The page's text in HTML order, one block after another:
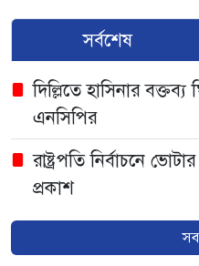
সর্বশেষ
দিল্লিতে হাসিনার
এনসিপির
রাষ্ট্রপতি নির্বাচনে
প্রকাশ
অস্ট্রেলিয়ার সাথে
জোরদারে গুরুত্বারোপ